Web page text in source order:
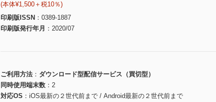
(本体¥1,500＋税10％)
印刷版ISSN
0389-1887
印刷版発行年月
2020/07
ご利用方法
ダウンロード型配信サービス（買切型）
同時使用端末数
2
対応OS
iOS最新の２世代前まで / Android最新の２世代前まで